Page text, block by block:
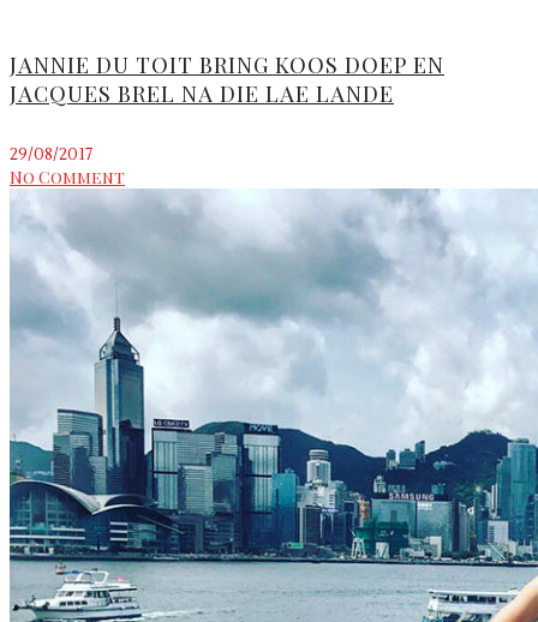
JANNIE DU TOIT BRING KOOS DOEP EN
JACQUES BREL NA DIE LAE LANDE
29/08/2017
No Comment